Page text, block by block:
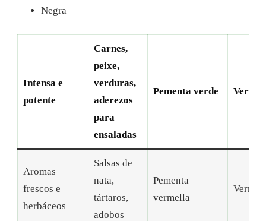
Negra
Intensa e
potente
Carnes,
peixe,
verduras,
aderezos
para
ensaladas
Pementa verde Verde
Aromas
frescos e
herbáceos
Salsas de
nata,
tártaros,
adobos
Pementa
vermella